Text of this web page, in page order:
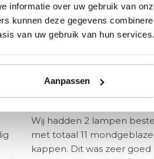
informatie over uw gebruik van
kunnen deze gegevens
van uw gebruik van hun services.
Aanpassen
bol smoke
Yvonne
Wij hadden 2 lampen
met totaal 11
kappen. Dit was zeer goed